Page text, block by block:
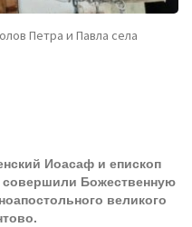
Петра и Павла села
Иоасаф и епископ
Божественную
великого